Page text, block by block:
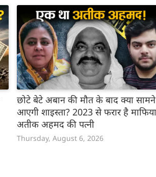
छोटे बेटे अबान की मौत के बाद क्या सामने
आएगी शाइस्ता? 2023 से फरार है माफिया
अतीक अहमद की पत्नी
Thursday, August 6, 2026